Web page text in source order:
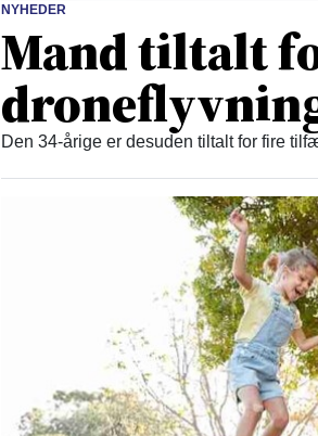
NYHEDER
Mand tiltalt
Den 34-årige er desuden tiltalt for fire